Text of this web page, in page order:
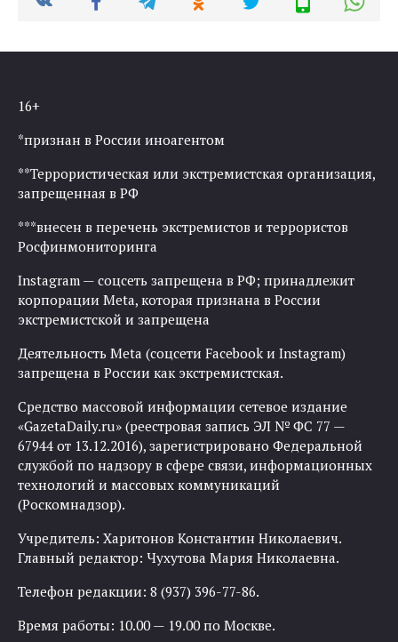
16+
*признан в России иноагентом
**Террористическая или экстремистская организация,
запрещенная в РФ
***внесен в перечень экстремистов и террористов
Росфинмониторинга
Instagram — соцсеть запрещена в РФ; принадлежит
корпорации Meta, которая признана в России
экстремистской и запрещена
Деятельность Meta (соцсети Facebook и Instagram)
запрещена в России как экстремистская.
Средство массовой информации сетевое издание
«GazetaDaily.ru» (реестровая запись ЭЛ № ФС 77 —
67944 от 13.12.2016), зарегистрировано Федеральной
службой по надзору в сфере связи, информационных
технологий и массовых коммуникаций
(Роскомнадзор).
Учредитель: Харитонов Константин Николаевич.
Главный редактор: Чухутова Мария Николаевна.
Телефон редакции: 8 (937) 396-77-86.
Время работы: 10.00 — 19.00 по Москве.